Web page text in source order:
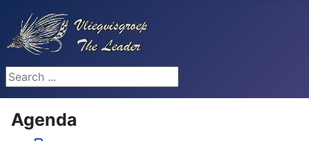
Search ...
Agenda